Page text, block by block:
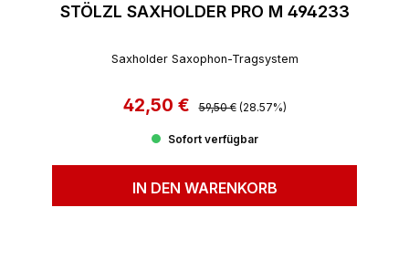
STÖLZL SAXHOLDER PRO M 494233
Saxholder Saxophon-Tragsystem
Verkaufspreis:
42,50 € Regulärer Preis:
59,50 € (28.57%)
Sofort verfügbar
IN DEN WARENKORB